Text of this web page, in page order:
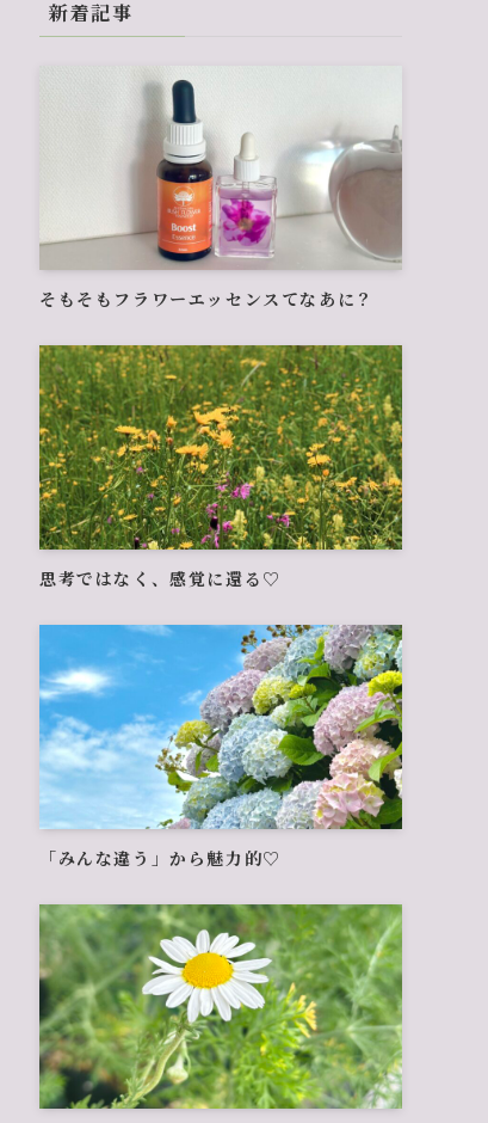
新着記事
そもそもフラワーエッセンスてなあに？
思考ではなく、感覚に還る♡
「みんな違う」から魅力的♡